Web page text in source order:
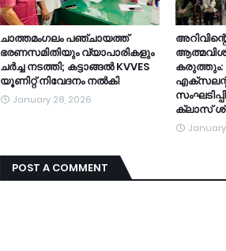
ചാത്തമംഗലം പഞ്ചായത്ത്
ഭരണസമിതിയും വ്യാപാരികളും
ചർച്ച നടത്തി; കട്ടാങ്ങൽ KVVES
യൂണിറ്റ് നിവേദനം നൽകി
January 28, 2026
കരുത്തും:
എക്സലന്റ്
ക്ലാസ്
POST A COMMENT